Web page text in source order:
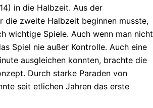
in die Halbzeit. Aus der
die zweite Halbzeit beginnen musste,
wichtige Spiele. Auch wenn man nicht
Spiel nie außer Kontrolle. Auch eine
ausgleichen konnten, brachte die
Durch starke Paraden von
seit etlichen Jahren das erste